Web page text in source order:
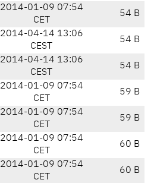
2014-01-09 07:54
CET
54 B
2014-04-14 13:06
CEST
54 B
2014-04-14 13:06
CEST
54 B
2014-01-09 07:54
CET
59 B
2014-01-09 07:54
CET
59 B
2014-01-09 07:54
CET
60 B
2014-01-09 07:54
CET
60 B